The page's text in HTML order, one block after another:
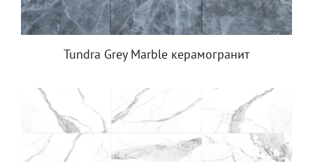
Tundra Grey Marble керамогранит